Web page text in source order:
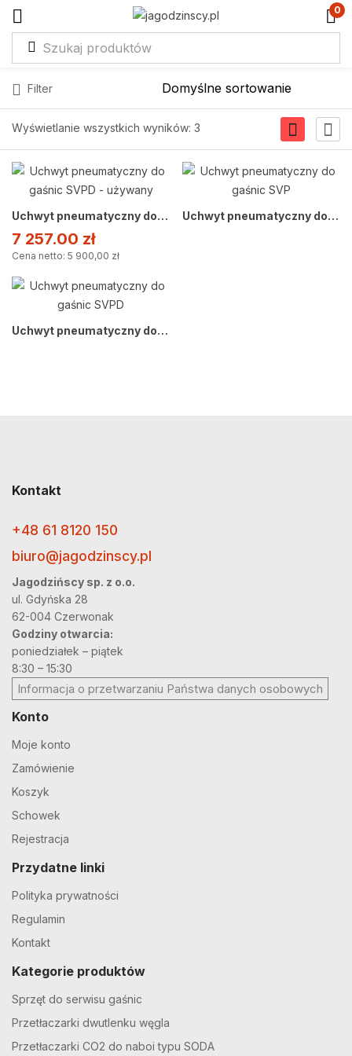
0
Wyświetlanie wszystkich wyników: 3
Filter
Uchwyt pneumatyczny do gaśnic SVPD – używany
7 257.00 zł
Cena netto: 5 900,00 zł
Uchwyt pneumatyczny do gaśnic SVP
Uchwyt pneumatyczny do gaśnic SVPD
Kontakt
+48 61 8120 150
biuro@jagodzinscy.pl
Jagodzińscy sp. z o.o.
ul. Gdyńska 28
62-004 Czerwonak
Godziny otwarcia:
poniedziałek – piątek
8:30 – 15:30
Informacja o przetwarzaniu Państwa danych osobowych
Konto
Moje konto
Zamówienie
Koszyk
Schowek
Rejestracja
Przydatne linki
Polityka prywatności
Regulamin
Kontakt
Kategorie produktów
Sprzęt do serwisu gaśnic
Przetłaczarki dwutlenku węgla
Przetłaczarki CO2 do naboi typu SODA